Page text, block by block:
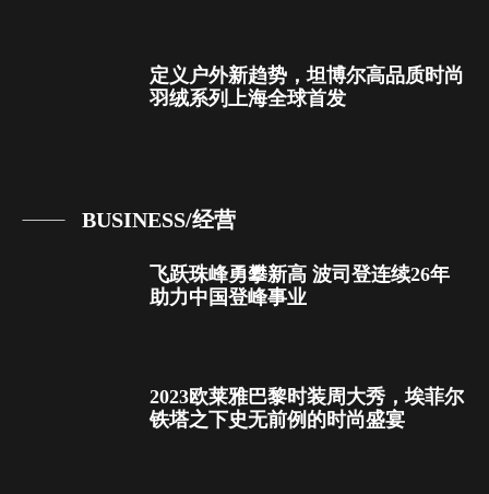
定义户外新趋势，坦博尔高品质时尚
羽绒系列上海全球首发
BUSINESS/经营
飞跃珠峰勇攀新高 波司登连续26年
助力中国登峰事业
2023欧莱雅巴黎时装周大秀，埃菲尔
铁塔之下史无前例的时尚盛宴